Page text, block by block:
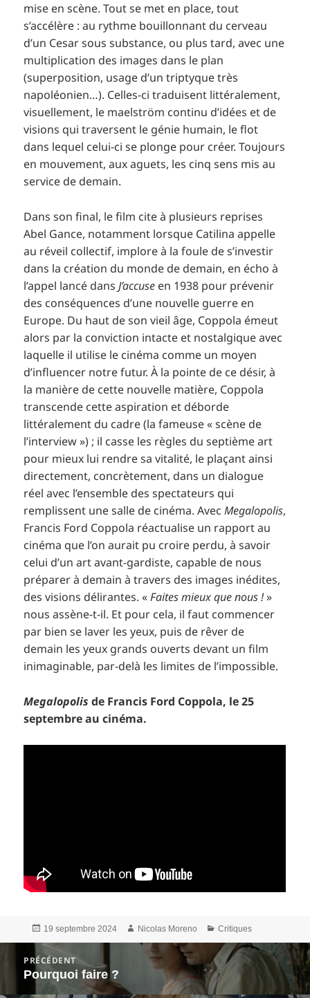
mise en scène. Tout se met en place, tout
s’accélère : au rythme bouillonnant du cerveau
d’un Cesar sous substance, ou plus tard, avec une
multiplication des images dans le plan
(superposition, usage d’un triptyque très
napoléonien…). Celles-ci traduisent littéralement,
visuellement, le maelström continu d’idées et de
visions qui traversent le génie humain, le flot
dans lequel celui-ci se plonge pour créer. Toujours
en mouvement, aux aguets, les cinq sens mis au
service de demain.
Dans son final, le film cite à plusieurs reprises
Abel Gance, notamment lorsque Catilina appelle
au réveil collectif, implore à la foule de s’investir
dans la création du monde de demain, en écho à
l’appel lancé dansJ’accuse en 1938 pour prévenir
des conséquences d’une nouvelle guerre en
Europe. Du haut de son vieil âge, Coppola émeut
alors par la conviction intacte et nostalgique avec
laquelle il utilise le cinéma comme un moyen
d’influencer notre futur. À la pointe de ce désir, à
la manière de cette nouvelle matière, Coppola
transcende cette aspiration et déborde
littéralement du cadre (la fameuse « scène de
l’interview ») ; il casse les règles du septième art
pour mieux lui rendre sa vitalité, le plaçant ainsi
directement, concrètement, dans un dialogue
réel avec l’ensemble des spectateurs qui
remplissent une salle de cinéma. AvecMegalopolis,
Francis Ford Coppola réactualise un rapport au
cinéma que l’on aurait pu croire perdu, à savoir
celui d’un art avant-gardiste, capable de nous
préparer à demain à travers des images inédites,
des visions délirantes. «Faites mieux que nous !»
nous assène-t-il. Et pour cela, il faut commencer
par bien se laver les yeux, puis de rêver de
demain les yeux grands ouverts devant un film
inimaginable, par-delà les limites de l’impossible.
Megalopolis de Francis Ford Coppola, le 25
septembre au cinéma.
Publié
le
19 septembre 2024 Auteur
Nicolas Moreno Catégories
Critiques
PRÉCÉDENT
Article
précédent :
Pourquoi faire ?